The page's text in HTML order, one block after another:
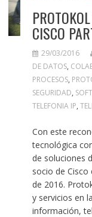
CISCO
29/03/2016
DE DATOS,
PROCESOS,
SEGURIDAD,
TELEFONIA IP,
Con este
tecnológica
de soluciones
socio de Cisco
de 2016.
y servicios en
información,